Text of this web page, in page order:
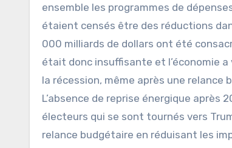
ensemble les programmes de
étaient censés être des réductions
000 milliards de dollars ont été
était donc insuffisante et l’économie
la récession, même après une
L’absence de reprise énergique
électeurs qui se sont tournés vers
relance budgétaire en réduisant les